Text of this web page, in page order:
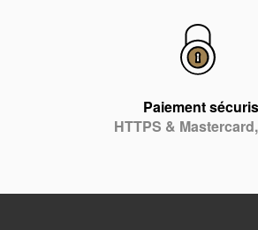
Paiement
HTTPS &